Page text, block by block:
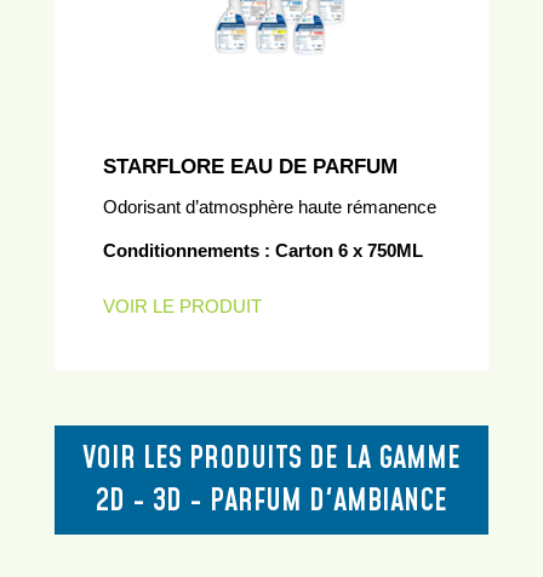
STARFLORE EAU DE PARFUM
Odorisant d’atmosphère haute rémanence
Conditionnements : Carton 6 x 750ML
VOIR LE PRODUIT
VOIR LES PRODUITS DE LA GAMME
2D - 3D - PARFUM D'AMBIANCE